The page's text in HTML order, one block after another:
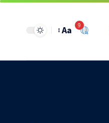
9
Aa